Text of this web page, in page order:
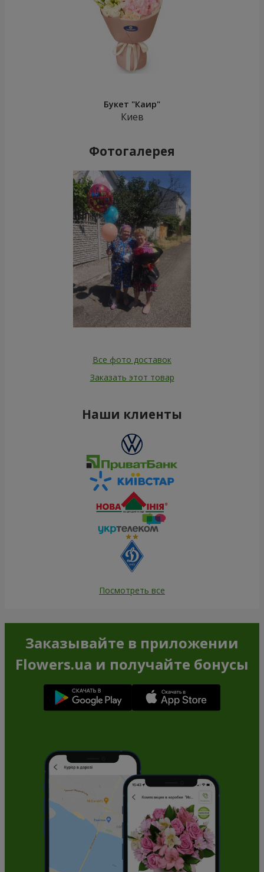
Букет "Каир"
Киев
Фотогалерея
Все фото доставок
Заказать этот товар
Наши клиенты
Посмотреть все
Заказывайте в приложении
Flowers.ua и получайте бонусы